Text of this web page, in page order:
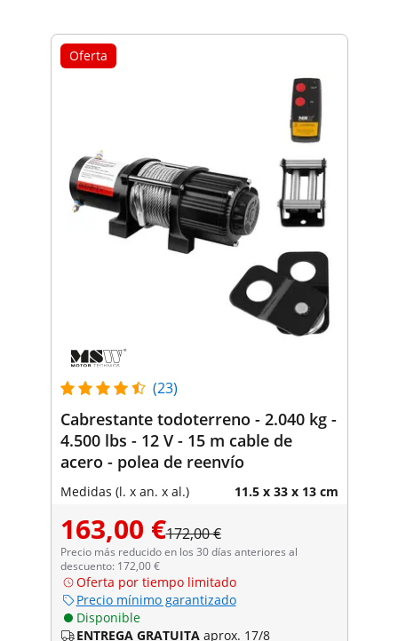
Oferta
(23)
Cabrestante todoterreno - 2.040 kg -
4.500 lbs - 12 V - 15 m cable de
acero - polea de reenvío
Medidas (l. x an. x al.) 11.5 x 33 x 13 cm
163,00 €172,00 €
Precio más reducido en los 30 días anteriores al
descuento: 172,00 €
Oferta por tiempo limitado
Precio mínimo garantizado
Disponible
ENTREGA GRATUITA aprox. 17/8